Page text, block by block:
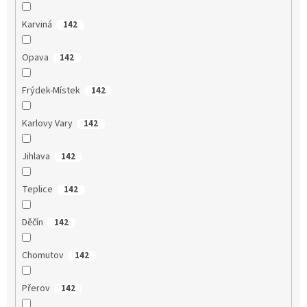
Karviná 142
Opava 142
Frýdek-Místek 142
Karlovy Vary 142
Jihlava 142
Teplice 142
Děčín 142
Chomutov 142
Přerov 142